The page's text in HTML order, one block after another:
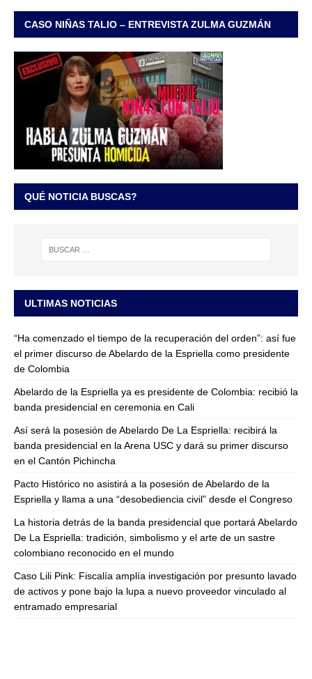
CASO NIÑAS TALIO – ENTREVISTA ZULMA GUZMÁN
QUÉ NOTICIA BUSCAS?
ULTIMAS NOTICIAS
“Ha comenzado el tiempo de la recuperación del orden”: así fue
el primer discurso de Abelardo de la Espriella como presidente
de Colombia
Abelardo de la Espriella ya es presidente de Colombia: recibió la
banda presidencial en ceremonia en Cali
Así será la posesión de Abelardo De La Espriella: recibirá la
banda presidencial en la Arena USC y dará su primer discurso
en el Cantón Pichincha
Pacto Histórico no asistirá a la posesión de Abelardo de la
Espriella y llama a una “desobediencia civil” desde el Congreso
La historia detrás de la banda presidencial que portará Abelardo
De La Espriella: tradición, simbolismo y el arte de un sastre
colombiano reconocido en el mundo
Caso Lili Pink: Fiscalía amplía investigación por presunto lavado
de activos y pone bajo la lupa a nuevo proveedor vinculado al
entramado empresarial